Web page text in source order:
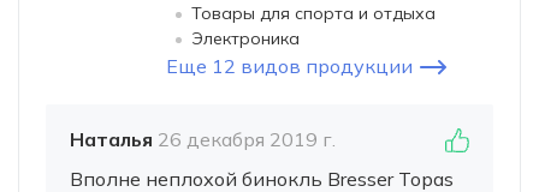
Товары для спорта и отдыха
Электроника
Еще 12 видов продукции
Наталья 26 декабря 2019 г.
Вполне неплохой бинокль Bresser Topas